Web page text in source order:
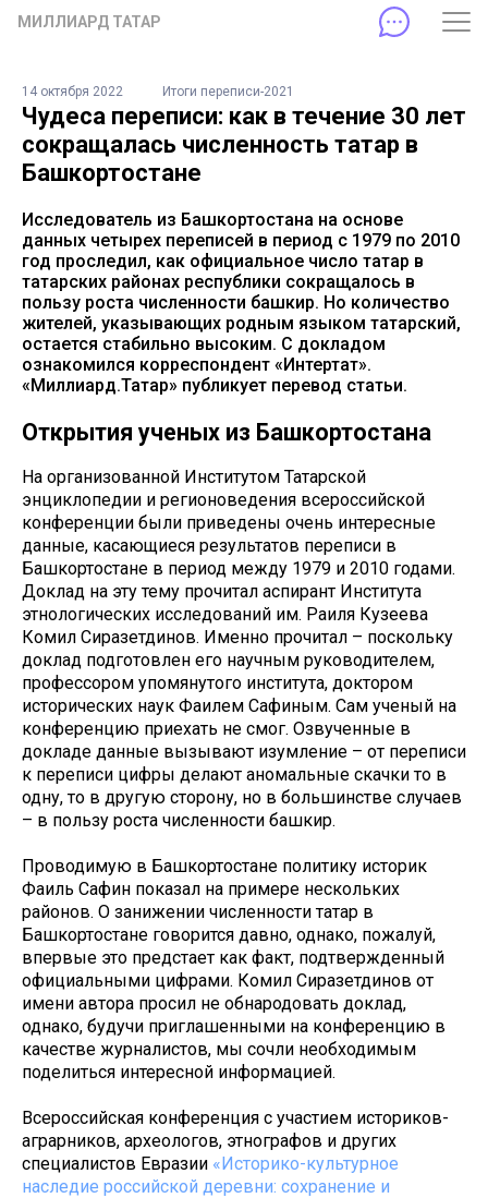
МИЛЛИАРД ТАТАР
14 октября 2022 Итоги переписи-2021
Чудеса переписи: как в течение 30 лет
сокращалась численность татар в
Башкортостане
Исследователь из Башкортостана на основе
данных четырех переписей в период с 1979 по 2010
год проследил, как официальное число татар в
татарских районах республики сокращалось в
пользу роста численности башкир. Но количество
жителей, указывающих родным языком татарский,
остается стабильно высоким. С докладом
ознакомился корреспондент «Интертат».
«Миллиард.Татар» публикует перевод статьи.
Открытия ученых из Башкортостана
На организованной Институтом Татарской
энциклопедии и регионоведения всероссийской
конференции были приведены очень интересные
данные, касающиеся результатов переписи в
Башкортостане в период между 1979 и 2010 годами.
Доклад на эту тему прочитал аспирант Института
этнологических исследований им. Раиля Кузеева
Комил Сиразетдинов. Именно прочитал – поскольку
доклад подготовлен его научным руководителем,
профессором упомянутого института, доктором
исторических наук Фаилем Сафиным. Сам ученый на
конференцию приехать не смог. Озвученные в
докладе данные вызывают изумление – от переписи
к переписи цифры делают аномальные скачки то в
одну, то в другую сторону, но в большинстве случаев
– в пользу роста численности башкир.
Проводимую в Башкортостане политику историк
Фаиль Сафин показал на примере нескольких
районов. О занижении численности татар в
Башкортостане говорится давно, однако, пожалуй,
впервые это предстает как факт, подтвержденный
официальными цифрами. Комил Сиразетдинов от
имени автора просил не обнародовать доклад,
однако, будучи приглашенными на конференцию в
качестве журналистов, мы сочли необходимым
поделиться интересной информацией.
Всероссийская конференция с участием историков-
аграрников, археологов, этнографов и других
специалистов Евразии «Историко-культурное
наследие российской деревни: сохранение и